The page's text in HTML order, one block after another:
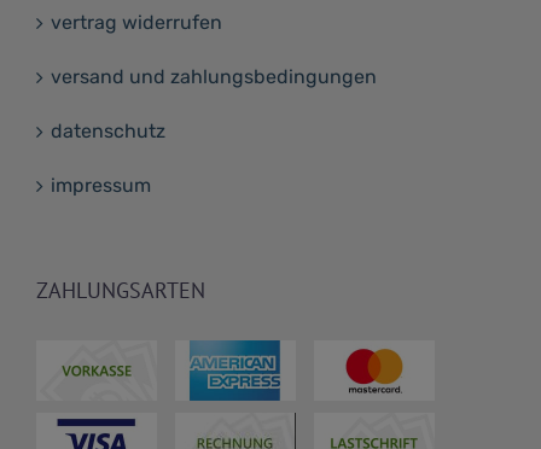
vertrag widerrufen
versand und zahlungsbedingungen
datenschutz
impressum
ZAHLUNGSARTEN